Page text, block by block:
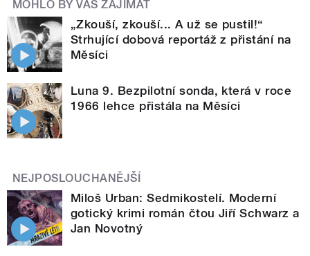
MOHLO BY VÁS ZAJÍMAT
„Zkouší, zkouší... A už se pustil!“
Strhující dobová reportáž z přistání na
Měsíci
Luna 9. Bezpilotní sonda, která v roce
1966 lehce přistála na Měsíci
NEJPOSLOUCHANĚJŠÍ
Miloš Urban: Sedmikostelí. Moderní
gotický krimi román čtou Jiří Schwarz a
Jan Novotný